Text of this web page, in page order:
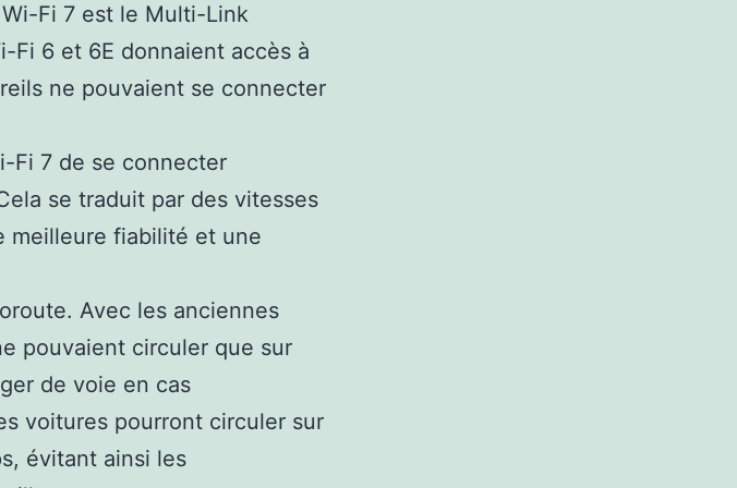
Fi 7 est le Multi-Link
Fi 6 et 6E donnaient accès à
ne pouvaient se connecter
Fi 7 de se connecter
se traduit par des vitesses
meilleure fiabilité et une
Avec les anciennes
pouvaient circuler que sur
de voie en cas
voitures pourront circuler sur
évitant ainsi les